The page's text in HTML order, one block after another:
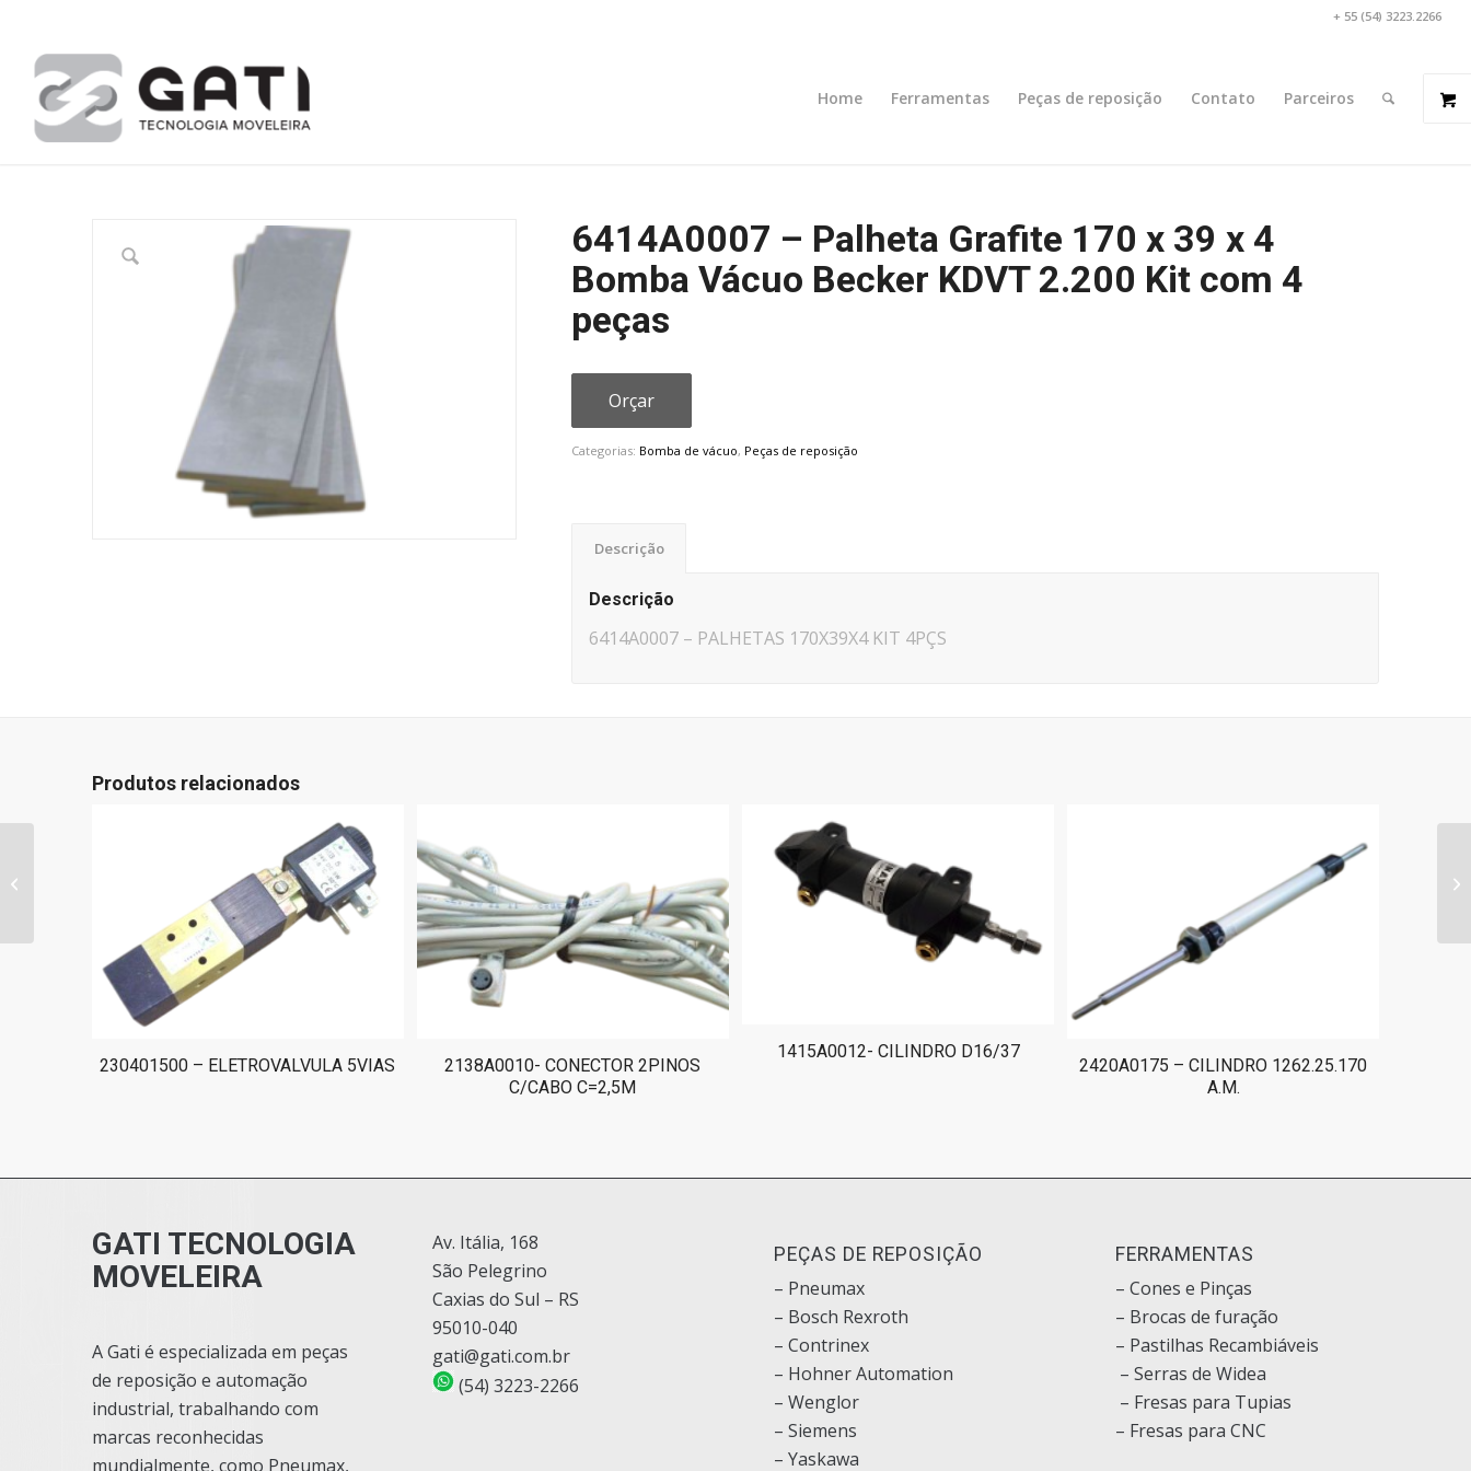
+ 55 (54) 3223.2266
Home Ferramentas Peças de reposição Contato Parceiros
6414A0007 – Palheta Grafite 170 x 39 x 4
Bomba Vácuo Becker KDVT 2.200 Kit com 4
peças
Orçar
Categorias: Bomba de vácuo, Peças de reposição
Descrição
Descrição
6414A0007 – PALHETAS 170X39X4 KIT 4PÇS
Produtos relacionados
230401500 – ELETROVALVULA 5VIAS
2138A0010- CONECTOR 2PINOS
C/CABO C=2,5M
1415A0012- CILINDRO D16/37
2420A0175 – CILINDRO 1262.25.170
A.M.
GATI TECNOLOGIA
MOVELEIRA
A Gati é especializada em peças
de reposição e automação
industrial, trabalhando com
marcas reconhecidas
mundialmente, como Pneumax,
Av. Itália, 168
São Pelegrino
Caxias do Sul – RS
95010-040
gati@gati.com.br
(54) 3223-2266
PEÇAS DE REPOSIÇÃO
– Pneumax
– Bosch Rexroth
–Contrinex
– Hohner Automation
– Wenglor
– Siemens
–Yaskawa
FERRAMENTAS
– Cones e Pinças
– Brocas de furação
– Pastilhas Recambiáveis
– Serras de Widea
– Fresas para Tupias
– Fresas para CNC